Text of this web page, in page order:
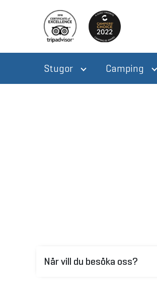
Stugor Camping
När vill du besöka oss?